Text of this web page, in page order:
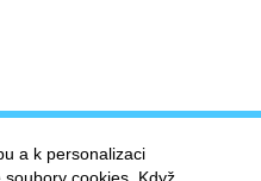
a k personalizaci